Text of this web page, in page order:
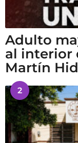
Adulto
al interior
Martín
2